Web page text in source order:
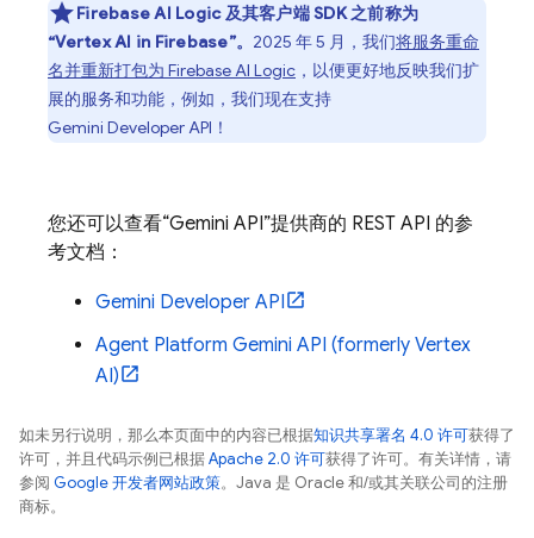
Firebase AI Logic及其客户端 SDK 之前称为
“Vertex AI in Firebase”。 2025 年 5 月，我们将服务重命
名并重新打包为 Firebase AI Logic ，以便更好地反映我们扩
展的服务和功能，例如，我们现在支持
Gemini Developer API ！
您还可以查看“Gemini API”提供商的 REST API 的参
考文档：
Gemini Developer API
Agent Platform Gemini API (formerly Vertex
AI)
如未另行说明，那么本页面中的内容已根据知识共享署名 4.0 许可获得了
许可，并且代码示例已根据Apache 2.0 许可获得了许可。有关详情，请
参阅 Google 开发者网站政策。Java 是 Oracle 和/或其关联公司的注册
商标。